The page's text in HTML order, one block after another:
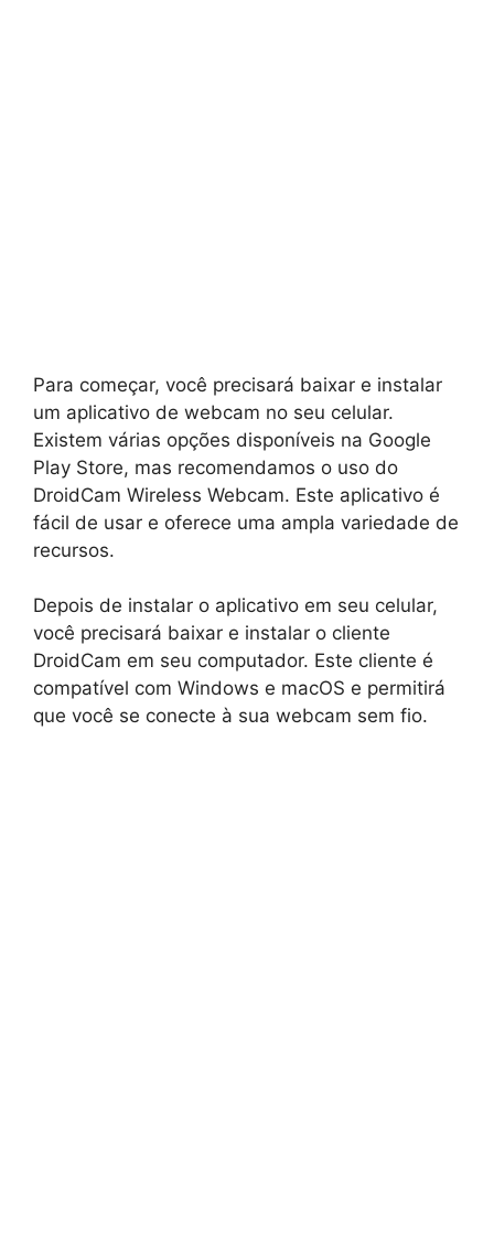
Para começar, você precisará baixar e instalar
um aplicativo de webcam no seu celular.
Existem várias opções disponíveis na Google
Play Store, mas recomendamos o uso do
DroidCam Wireless Webcam. Este aplicativo é
fácil de usar e oferece uma ampla variedade de
recursos.
Depois de instalar o aplicativo em seu celular,
você precisará baixar e instalar o cliente
DroidCam em seu computador. Este cliente é
compatível com Windows e macOS e permitirá
que você se conecte à sua webcam sem fio.